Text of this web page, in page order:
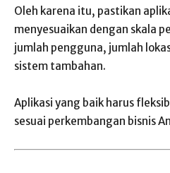
Oleh karena itu, pastikan
menyesuaikan dengan skala
jumlah pengguna, jumlah
sistem tambahan.
Aplikasi yang baik harus
sesuai perkembangan bisnis